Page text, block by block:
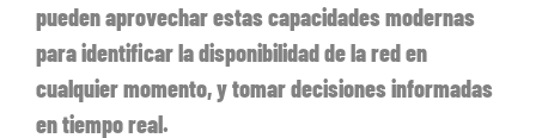
pueden aprovechar estas capacidades modernas
para identificar la disponibilidad de la red en
cualquier momento, y tomar decisiones informadas
en tiempo real.